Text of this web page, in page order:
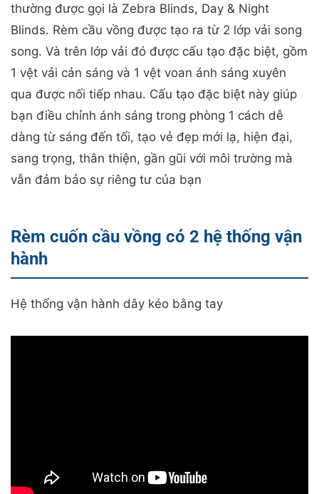
thường được gọi là Zebra Blinds, Day & Night
Blinds. Rèm cầu vồng được tạo ra từ 2 lớp vải song
song. Và trên lớp vải đó được cấu tạo đặc biệt, gồm
1 vệt vải cản sáng và 1 vệt voan ánh sáng xuyên
qua được nối tiếp nhau. Cấu tạo đặc biệt này giúp
bạn điều chỉnh ánh sáng trong phòng 1 cách dễ
dàng từ sáng đến tối, tạo vẻ đẹp mới lạ, hiện đại,
sang trọng, thân thiện, gần gũi với môi trường mà
vẫn đảm bảo sự riêng tư của bạn
Rèm cuốn cầu vồng có 2 hệ thống vận
hành
Hệ thống vận hành dây kéo bằng tay